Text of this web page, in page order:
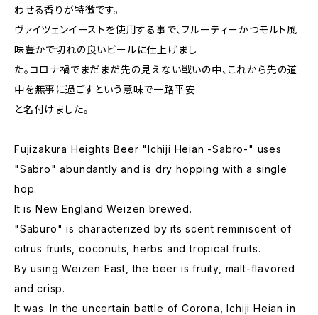
わせる香りが特徴です。
ヴァイツェンイーストを使用する事で、フルーティーかつモルト風
味豊かで切れの良いビールに仕上げまし
た。コロナ禍でまだまだ先の見えない戦いの中、これから先の道
中を無事に過ごすという意味で一路平安
と名付けました。
Fujizakura Heights Beer "Ichiji Heian -Sabro-" uses
"Sabro" abundantly and is dry hopping with a single
hop.
It is New England Weizen brewed.
"Saburo" is characterized by its scent reminiscent of
citrus fruits, coconuts, herbs and tropical fruits.
By using Weizen East, the beer is fruity, malt-flavored
and crisp.
It was. In the uncertain battle of Corona, Ichiji Heian in